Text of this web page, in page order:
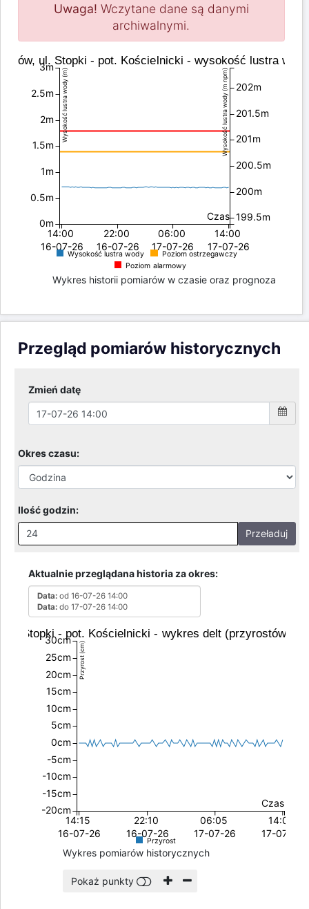
Uwaga! Wczytane dane są danymi
archiwalnymi.
Czas
06:00
17-07-26
14:00
16-07-26
22:00
16-07-26
14:00
17-07-26
Wysokość lustra wody (m)
0m
0.5m
1m
1.5m
2m
2.5m
3m
Wysokość lustra wody (m npm)
199.5m
200m
200.5m
201m
201.5m
202m
Wysokość lustra wody
Poziom ostrzegawczy
Poziom alarmowy
ul. Stopki - pot. Kościelnicki - wysokość lustra wody
Wykres historii pomiarów w czasie oraz prognoza
Przegląd pomiarów historycznych
Zmień datę
Okres czasu:
Ilość godzin:
Przeładuj
Godziny: 1-168, Dni: 1-30, Miesiące: 1 - 2
Aktualnie przeglądana historia za okres:
Data: od 16-07-26 14:00
Data: do 17-07-26 14:00
Czas
14:15
16-07-26
22:10
16-07-26
06:05
17-07-26
14:00
17-07-26
Przyrost (cm)
-20cm
-15cm
-10cm
-5cm
0cm
5cm
10cm
15cm
20cm
25cm
30cm
Przyrost
ul. Stopki - pot. Kościelnicki - wykres delt (przyrostów)
Wykres pomiarów historycznych
Pokaż punkty